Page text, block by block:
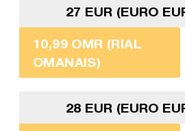
27 EUR (EURO
10,99 OMR (RIAL
OMANAIS)
28 EUR (EURO